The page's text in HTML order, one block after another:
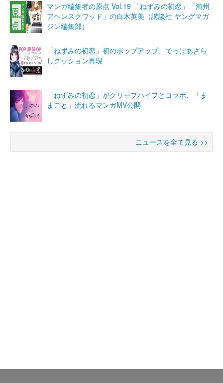
マンガ編集者の原点 Vol.19 「ねずみの初恋」「満州
アヘンスクワッド」の白木英美（講談社 ヤングマガ
ジン編集部）
「ねずみの初恋」初のポップアップ、でっぱあざら
しクッション再現
「ねずみの初恋」がクリープハイプとコラボ、「ま
まごと」流れるマンガMV公開
ニュースを全て見る >>